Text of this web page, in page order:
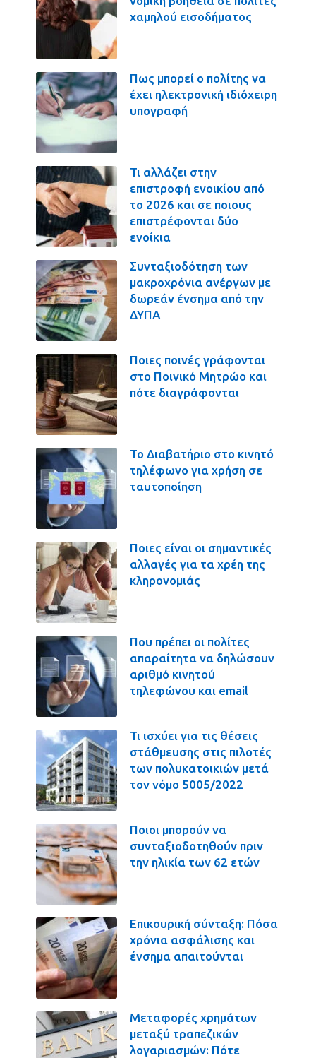
χαμηλού εισοδήματος
Πως μπορεί ο πολίτης να
έχει ηλεκτρονική ιδιόχειρη
υπογραφή
Τι αλλάζει στην
επιστροφή ενοικίου από
το 2026 και σε ποιους
επιστρέφονται δύο
ενοίκια
Συνταξιοδότηση των
μακροχρόνια ανέργων με
δωρεάν ένσημα από την
ΔΥΠΑ
Ποιες ποινές γράφονται
στο Ποινικό Μητρώο και
πότε διαγράφονται
Το Διαβατήριο στο κινητό
τηλέφωνο για χρήση σε
ταυτοποίηση
Ποιες είναι οι σημαντικές
αλλαγές για τα χρέη της
κληρονομιάς
Που πρέπει οι πολίτες
απαραίτητα να δηλώσουν
αριθμό κινητού
τηλεφώνου και email
Τι ισχύει για τις θέσεις
στάθμευσης στις πιλοτές
των πολυκατοικιών μετά
τον νόμο 5005/2022
Ποιοι μπορούν να
συνταξιοδοτηθούν πριν
την ηλικία των 62 ετών
Επικουρική σύνταξη: Πόσα
χρόνια ασφάλισης και
ένσημα απαιτούνται
Μεταφορές χρημάτων
μεταξύ τραπεζικών
λογαριασμών: Πότε